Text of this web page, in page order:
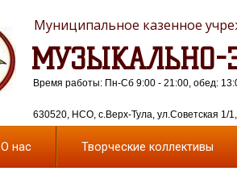
МУЗЫКАЛЬНО-
Муниципальное казенное
630520, НСО, с.Верх-Тула, ул.Советская 1/
Время работы: Пн-Сб 9:00 - 21:00, обед:
О нас Творческие коллективы